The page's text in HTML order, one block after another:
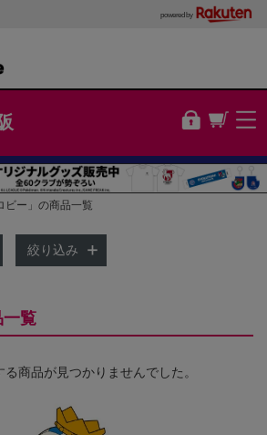
powered by
ビー」の商品一覧
絞り込み
一覧
る商品が見つかりませんでした。